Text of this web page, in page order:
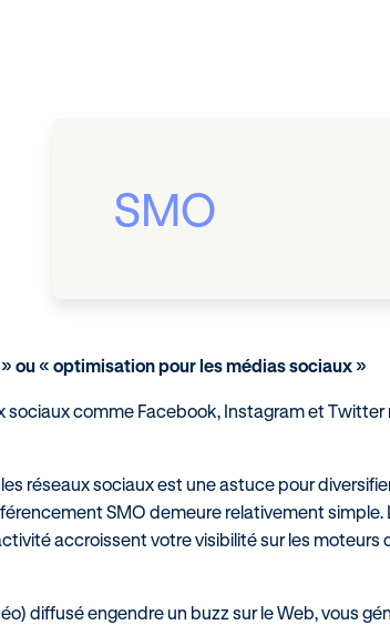
SMO
ou « optimisation pour les médias sociaux »
comme Facebook, Instagram et Twitter
réseaux sociaux est une astuce pour
SMO demeure relativement
accroissent votre visibilité sur les moteurs
diffusé engendre un buzz sur le Web, vous